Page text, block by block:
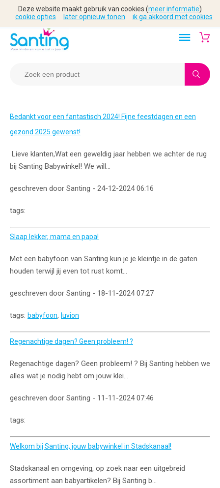
Bedankt voor een fantastisch 2024! Fijne feestdagen en een
gezond 2025 gewenst!
Lieve klanten,Wat een geweldig jaar hebben we achter de rug
bij Santing Babywinkel! We will...
geschreven door Santing - 24-12-2024 06:16
tags:
Slaap lekker, mama en papa!
Met een babyfoon van Santing kun je je kleintje in de gaten
houden terwijl jij even tot rust komt...
geschreven door Santing - 18-11-2024 07:27
tags: babyfoon, luvion
Regenachtige dagen? Geen probleem! ?
Regenachtige dagen? Geen probleem! ? Bij Santing hebben we
alles wat je nodig hebt om jouw klei...
geschreven door Santing - 11-11-2024 07:46
tags:
Welkom bij Santing, jouw babywinkel in Stadskanaal!
Stadskanaal en omgeving, op zoek naar een uitgebreid
assortiment aan babyartikelen? Bij Santing b...
Deze website maakt gebruik van cookies (meer informatie)
cookie opties
later opnieuw tonen ik ga akkoord met cookies